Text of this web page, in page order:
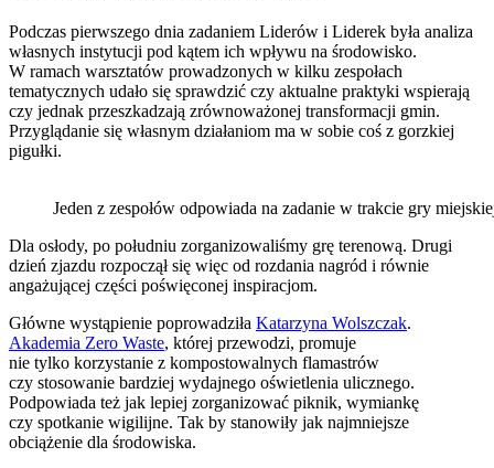
Podczas pierwszego dnia zadaniem Liderów i Liderek była analiza
własnych instytucji pod kątem ich wpływu na środowisko.
W ramach warsztatów prowadzonych w kilku zespołach
tematycznych udało się sprawdzić czy aktualne praktyki wspierają
czy jednak przeszkadzają zrównoważonej transformacji gmin.
Przyglądanie się własnym działaniom ma w sobie coś z gorzkiej
pigułki.
Jeden z zespołów odpowiada na zadanie w trakcie gry
Dla osłody, po południu zorganizowaliśmy grę terenową. Drugi
dzień zjazdu rozpoczął się więc od rozdania nagród i równie
angażującej części poświęconej inspiracjom.
Główne wystąpienie poprowadziła Katarzyna Wolszczak.
Akademia Zero Waste, której przewodzi, promuje
nie tylko korzystanie z kompostowalnych flamastrów
czy stosowanie bardziej wydajnego oświetlenia ulicznego.
Podpowiada też jak lepiej zorganizować piknik, wymiankę
czy spotkanie wigilijne. Tak by stanowiły jak najmniejsze
obciążenie dla środowiska.